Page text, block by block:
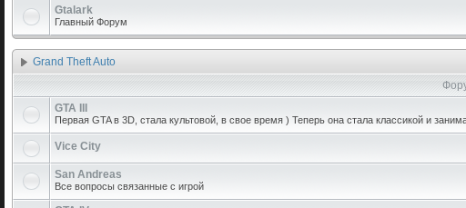
Gtalark
Главный Форум
Grand Theft Auto
GTA III
Первая GTA в 3D, стала культовой, в свое время ) Теперь она стала классикой и
Vice City
San Andreas
Все вопросы связанные с игрой